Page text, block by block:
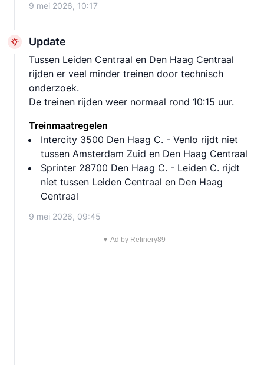
9 mei 2026, 10:17
Update
Tussen Leiden Centraal en Den Haag Centraal
rijden er veel minder treinen door technisch
onderzoek.
De treinen rijden weer normaal rond 10:15 uur.
Treinmaatregelen
Intercity 3500 Den Haag C. - Venlo rijdt niet
tussen Amsterdam Zuid en Den Haag Centraal
Sprinter 28700 Den Haag C. - Leiden C. rijdt
niet tussen Leiden Centraal en Den Haag
Centraal
9 mei 2026, 09:45
▼ Ad by Refinery89